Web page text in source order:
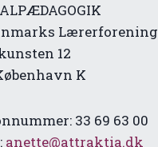
Lærerforening
12
K
33 69 63 00
anette@attraktia.dk